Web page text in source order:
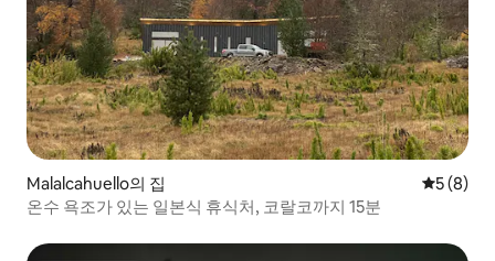
Malalcahuello의 집 평점 5점
5 (8)
온수 욕조가 있는 일본식 휴식처, 코랄코까지 15분